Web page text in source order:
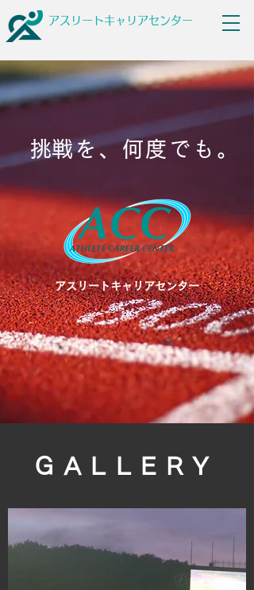
アスリートキャリアセンター
​挑戦を、何度でも。
​アスリートキャリアセンター
GALLERY​